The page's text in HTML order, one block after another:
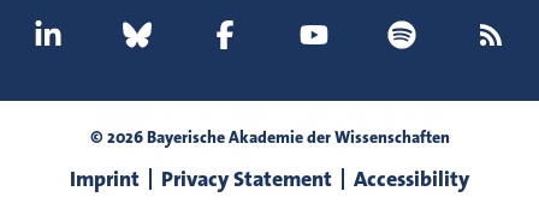
© 2026 Bayerische Akademie der Wissenschaften
Imprint Privacy Statement Accessibility